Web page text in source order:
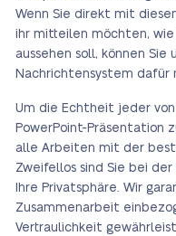
Wenn Sie direkt mit
ihr mitteilen möchten, wie
aussehen soll, können Sie
Nachrichtensystem dafür
Um die Echtheit jeder
PowerPoint-Präsentation
alle Arbeiten mit der
Zweifellos sind Sie bei
Ihre Privatsphäre. Wir
Zusammenarbeit
Vertraulichkeit